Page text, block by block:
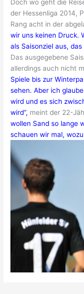
Doch wo geht die
der Hessenliga 2014,
Rang acht in der
wir uns keinen Druck.
als Saisonziel aus, das
Das ausgegebene
allerdings auch nicht
Spiele bis zur
sehen. Aber ich
wird und es sich
wird“, meint der 22-
wollen Sand so lange
schauen wir mal,